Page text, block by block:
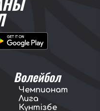
Волейбол
Чемпионат
Лига
Күнтізбе